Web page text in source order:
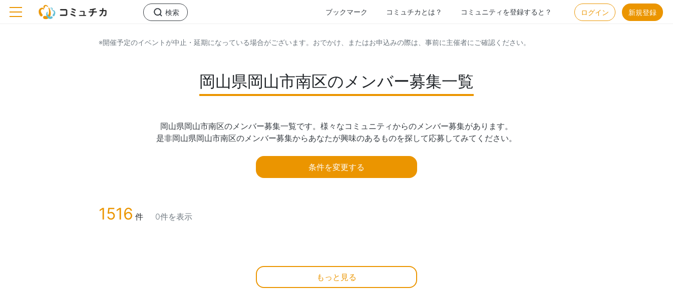
toggle navigation 検索 ブックマーク コミュチカとは？ コミュニティを登録すると？ ログイン 新規登録
※開催予定のイベントが中止・延期になっている場合がございます。おでかけ、またはお申込みの際は、事前に主催者にご確認ください。
岡山県岡山市南区のメンバー募集一覧
岡山県岡山市南区のメンバー募集一覧です。様々なコミュニティからのメンバー募集があります。
是非岡山県岡山市南区のメンバー募集からあなたが興味のあるものを探して応募してみてください。
条件を変更する
1516 件 0件を表示
もっと見る